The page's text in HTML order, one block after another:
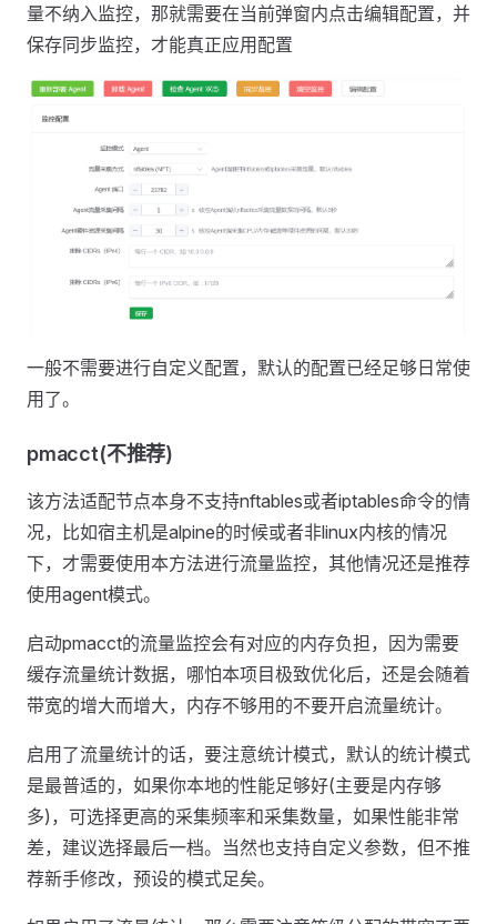
量不纳入监控，那就需要在当前弹窗内点击编辑配置，并
保存同步监控，才能真正应用配置
一般不需要进行自定义配置，默认的配置已经足够日常使
用了。
pmacct(不推荐)
该方法适配节点本身不支持nftables或者iptables命令的情
况，比如宿主机是alpine的时候或者非linux内核的情况
下，才需要使用本方法进行流量监控，其他情况还是推荐
使用agent模式。
启动pmacct的流量监控会有对应的内存负担，因为需要
缓存流量统计数据，哪怕本项目极致优化后，还是会随着
带宽的增大而增大，内存不够用的不要开启流量统计。
启用了流量统计的话，要注意统计模式，默认的统计模式
是最普适的，如果你本地的性能足够好(主要是内存够
多)，可选择更高的采集频率和采集数量，如果性能非常
差，建议选择最后一档。当然也支持自定义参数，但不推
荐新手修改，预设的模式足矣。